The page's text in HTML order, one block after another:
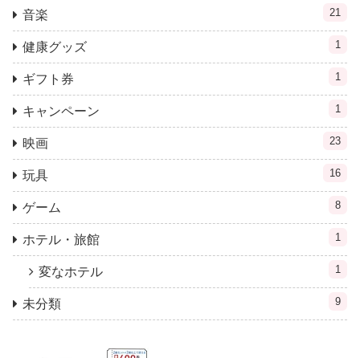
音楽 21
健康グッズ 1
ギフト券 1
キャンペーン 1
映画 23
玩具 16
ゲーム 8
ホテル・旅館 1
変なホテル 1
未分類 9